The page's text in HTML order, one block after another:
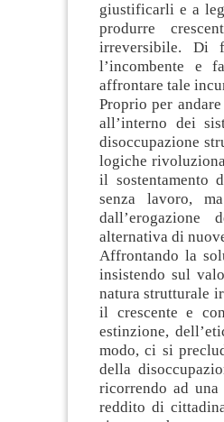
giustificarli e a
produrre
irreversibile. Di
l’incombente e
affrontare tale
Proprio per
all’interno dei
disoccupazione
logiche
il sostentamento
senza lavoro,
dall’erogazione
alternativa di
Affrontando la
insistendo sul
natura strutturale
il crescente e
estinzione,
modo, ci si
della
ricorrendo ad
reddito di